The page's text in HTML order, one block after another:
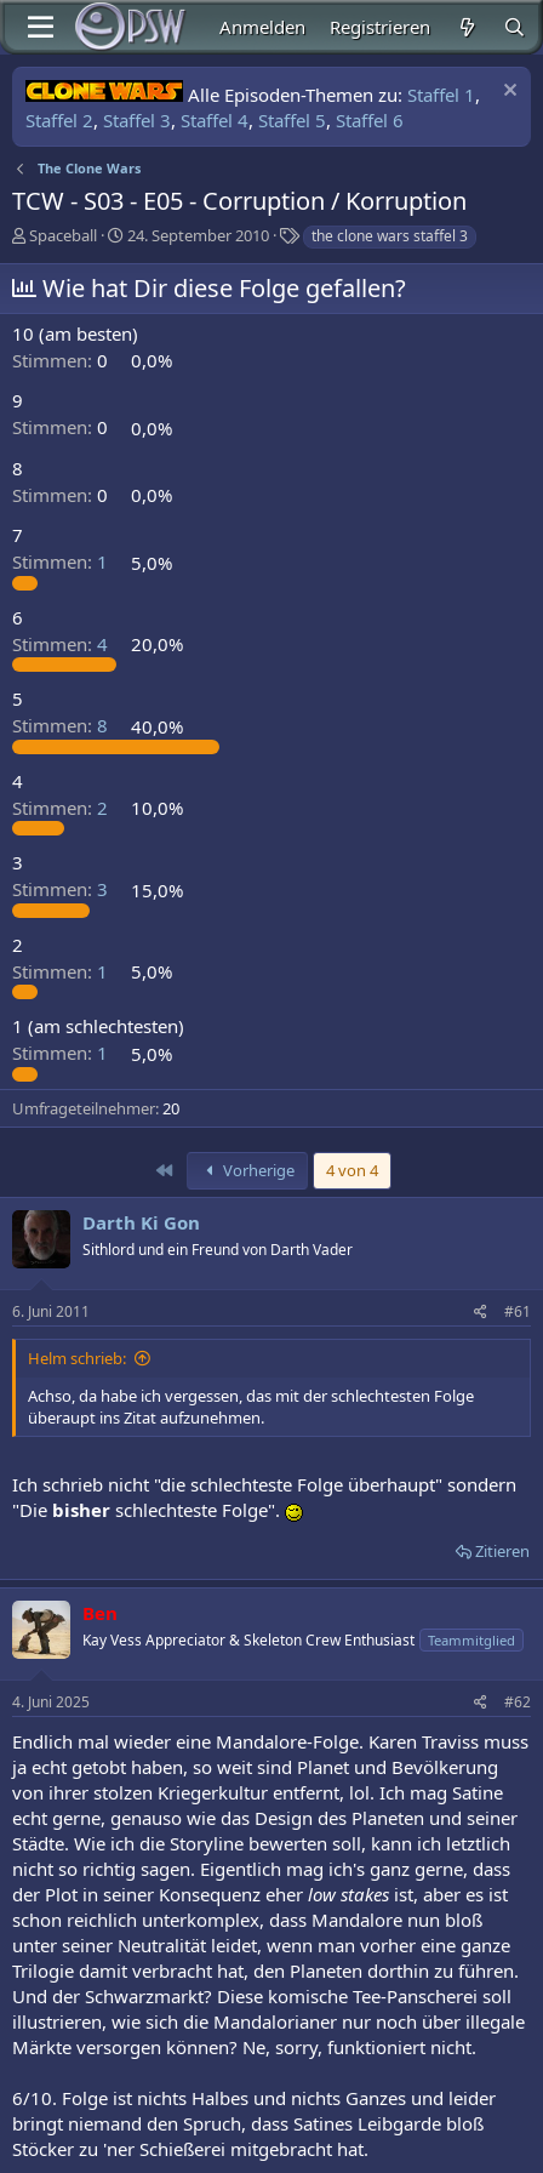
Anmelden Registrieren
Alle Episoden-Themen zu: Staffel 1 ,
Staffel 2, Staffel 3, Staffel 4, Staffel 5, Staffel 6
The Clone Wars
TCW - S03 - E05 - Corruption / Korruption
E
s
t
e
l
l
Spaceball
E
t
e
l
m
24. September 2010
S
a
the clone wars staffel 3
Wie hat Dir diese Folge gefallen?
10 (am besten)
Stimmen: 0
0,0%
9
Stimmen: 0
0,0%
8
Stimmen: 0
0,0%
7
Stimmen: 1 5,0%
6
Stimmen: 4 20,0%
5
Stimmen: 8 40,0%
4
Stimmen: 2 10,0%
3
Stimmen: 3 15,0%
2
Stimmen: 1 5,0%
1 (am schlechtesten)
Stimmen: 1 5,0%
Umfrageteilnehmer 20
Erste Vorherige 4 von 4
Darth Ki Gon
Sithlord und ein Freund von Darth Vader
6. Juni 2011 #61
Helm schrieb:
Achso, da habe ich vergessen, das mit der schlechtesten Folge
überaupt ins Zitat aufzunehmen.
Ich schrieb nicht "die schlechteste Folge überhaupt" sondern
"Die bisher schlechteste Folge".
Zitieren
Ben
Kay Vess Appreciator & Skeleton Crew Enthusiast Teammitglied
4. Juni 2025 #62
Endlich mal wieder eine Mandalore-Folge. Karen Traviss muss
ja echt getobt haben, so weit sind Planet und Bevölkerung
von ihrer stolzen Kriegerkultur entfernt, lol. Ich mag Satine
echt gerne, genauso wie das Design des Planeten und seiner
Städte. Wie ich die Storyline bewerten soll, kann ich letztlich
nicht so richtig sagen. Eigentlich mag ich's ganz gerne, dass
der Plot in seiner Konsequenz eher low stakes ist, aber es ist
schon reichlich unterkomplex, dass Mandalore nun bloß
unter seiner Neutralität leidet, wenn man vorher eine ganze
Trilogie damit verbracht hat, den Planeten dorthin zu führen.
Und der Schwarzmarkt? Diese komische Tee-Panscherei soll
illustrieren, wie sich die Mandalorianer nur noch über illegale
Märkte versorgen können? Ne, sorry, funktioniert nicht.
6/10. Folge ist nichts Halbes und nichts Ganzes und leider
bringt niemand den Spruch, dass Satines Leibgarde bloß
Stöcker zu 'ner Schießerei mitgebracht hat.